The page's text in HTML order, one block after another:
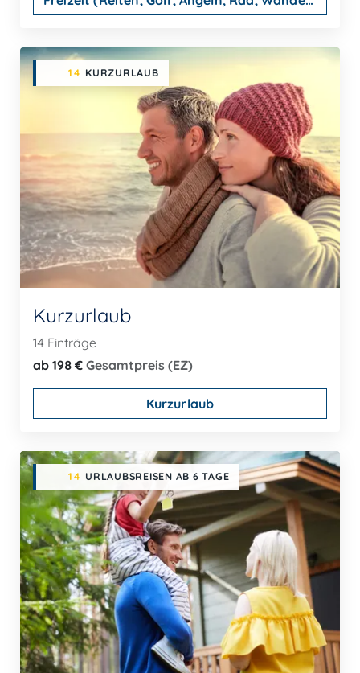
14 KURZURLAUB
Kurzurlaub
14 Einträge
ab 198 € Gesamtpreis (EZ)
Kurzurlaub
14 URLAUBSREISEN AB 6 TAGE